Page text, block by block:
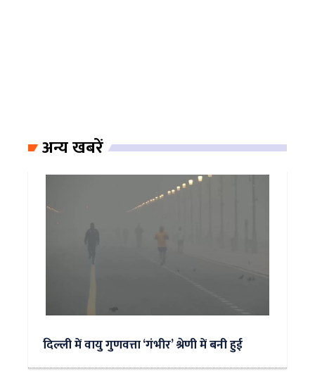
अन्य खबरें
दिल्ली में वायु गुणवत्ता ‘गंभीर’ श्रेणी में बनी हुई